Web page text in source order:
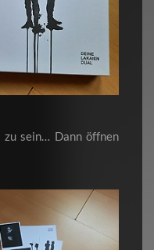
sein… Dann öffnen